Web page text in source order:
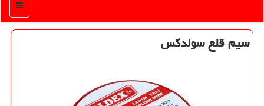
منو
سیم قلع سولدكس